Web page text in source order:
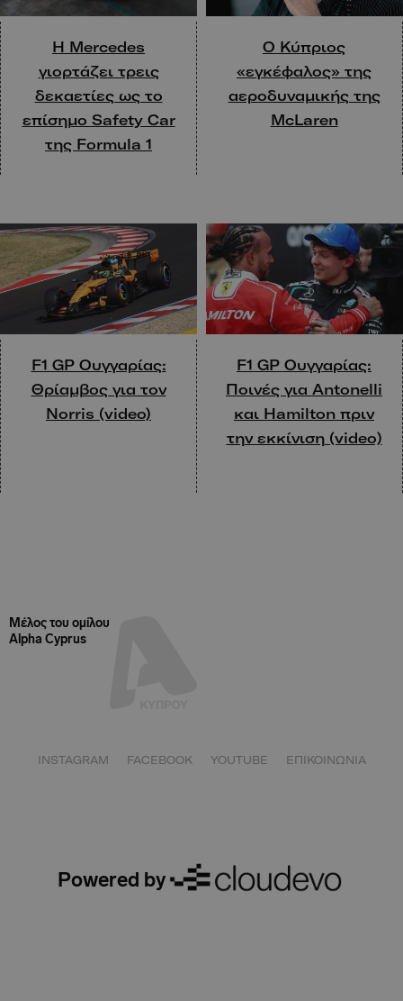
Η Mercedes
γιορτάζει τρεις
δεκαετίες ως το
επίσημο Safety Car
της Formula 1
Ο Κύπριος
«εγκέφαλος» της
αεροδυναμικής της
McLaren
F1 GP Ουγγαρίας:
Θρίαμβος για τον
Norris (video)
F1 GP Ουγγαρίας:
Ποινές για Antonelli
και Hamilton πριν
την εκκίνιση (video)
Μέλος του ομίλου
Alpha Cyprus
Powered by
INSTAGRAM FACEBOOK YOUTUBE ΕΠΙΚΟΙΝΩΝΙΑ